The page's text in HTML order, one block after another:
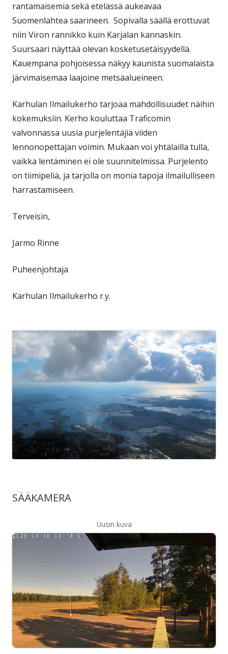
rantamaisemia sekä etelässä aukeavaa
Suomenlahtea saarineen. Sopivalla säällä erottuvat
niin Viron rannikko kuin Karjalan kannaskin.
Suursaari näyttää olevan kosketusetäisyydellä.
Kauempana pohjoisessa näkyy kaunista suomalaista
järvimaisemaa laajoine metsäalueineen.
Karhulan Ilmailukerho tarjoaa mahdollisuudet näihin
kokemuksiin. Kerho kouluttaa Traficomin
valvonnassa uusia purjelentäjiä viiden
lennonopettajan voimin. Mukaan voi yhtälailla tulla,
vaikka lentäminen ei ole suunnitelmissa. Purjelento
on tiimipeliä, ja tarjolla on monia tapoja ilmailulliseen
harrastamiseen.
Terveisin,
Jarmo Rinne
Puheenjohtaja
Karhulan Ilmailukerho r.y.
SÄÄKAMERA
Uusin kuva